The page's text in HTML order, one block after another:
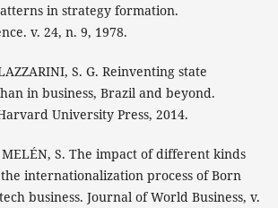
in strategy formation.
v. 24, n. 9, 1978.
S. G. Reinventing state
in business, Brazil and beyond.
University Press, 2014.
MELÉN, S. The impact of different kinds
internationalization process of Born
business. Journal of World Business, v.